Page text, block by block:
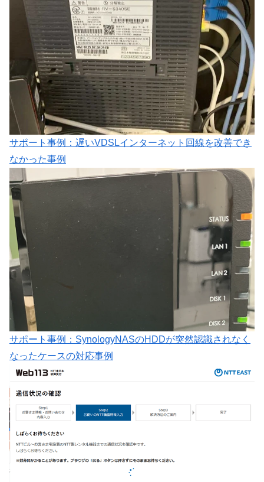
サポート事例：遅いVDSLインターネット回線を改善でき
なかった事例
サポート事例：SynologyNASのHDDが突然認識されなく
なったケースの対応事例